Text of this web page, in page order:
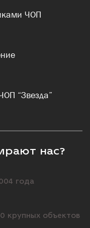
ЧОП
“Звезда”
нас?
года
крупных объектов